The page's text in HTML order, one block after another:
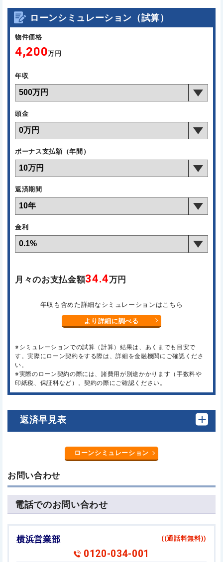
ローンシミュレーション（試算）
物件価格
4,200万円
年収
頭金
ボーナス支払額（年間）
返済期間
金利
月々のお支払金額34.4万円
年収も含めた詳細なシミュレーションはこちら
より詳細に調べる
※シミュレーションでの試算（計算）結果は、あくまでも目安で
す。実際にローン契約をする際は、詳細を金融機関にご確認くださ
い。
※実際のローン契約の際には、諸費用が別途かかります（手数料や
印紙税、保証料など）。契約の際にご確認ください。
返済早見表
ローンシミュレーション
お問い合わせ
電話でのお問い合わせ
横浜営業部 ((通話料無料))
0120-034-001